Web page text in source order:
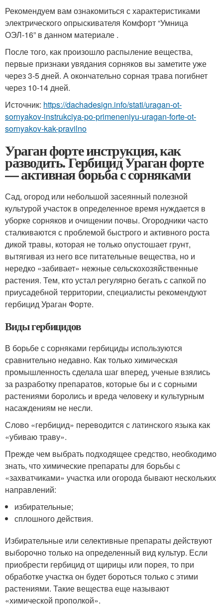
Рекомендуем вам ознакомиться с характеристиками
электрического опрыскивателя Комфорт “Умница
ОЭЛ-16” в данном материале .
После того, как произошло распыление вещества,
первые признаки увядания сорняков вы заметите уже
через 3-5 дней. А окончательно сорная трава погибнет
через 10-14 дней.
Источник: https://dachadesign.info/stati/uragan-ot-
sornyakov-instrukciya-po-primeneniyu-uragan-forte-ot-
sornyakov-kak-pravilno
Ураган форте инструкция, как
разводить. Гербицид Ураган форте
— активная борьба с сорняками
Сад, огород или небольшой засеянный полезной
культурой участок в определенное время нуждается в
уборке сорняков и очищении почвы. Огородники часто
сталкиваются с проблемой быстрого и активного роста
дикой травы, которая не только опустошает грунт,
вытягивая из него все питательные вещества, но и
нередко «забивает» нежные сельскохозяйственные
растения. Тем, кто устал регулярно бегать с сапкой по
приусадебной территории, специалисты рекомендуют
гербицид Ураган Форте.
Виды гербицидов
В борьбе с сорняками гербициды используются
сравнительно недавно. Как только химическая
промышленность сделала шаг вперед, ученые взялись
за разработку препаратов, которые бы и с сорными
растениями боролись и вреда человеку и культурным
насаждениям не несли.
Слово «гербицид» переводится с латинского языка как
«убиваю траву».
Прежде чем выбрать подходящее средство, необходимо
знать, что химические препараты для борьбы с
«захватчиками» участка или огорода бывают нескольких
направлений:
избирательные;
сплошного действия.
Избирательные или селективные препараты действуют
выборочно только на определенный вид культур. Если
приобрести гербицид от щирицы или порея, то при
обработке участка он будет бороться только с этими
растениями. Такие вещества еще называют
«химической прополкой».